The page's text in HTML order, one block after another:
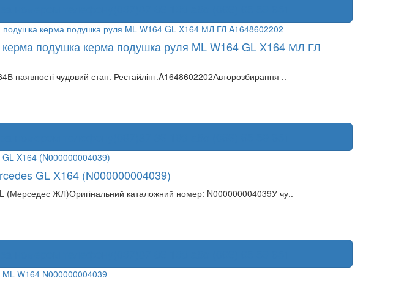
подушка керма подушка руля ML W164 GL X164 МЛ ГЛ
наявності чудовий стан. Рестайлінг.A1648602202Авторозбирання ..
GL X164 (N000000004039)
(Мерседес ЖЛ)Оригінальний каталожний номер: N000000004039У чу..